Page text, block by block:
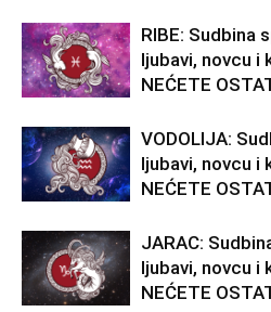
RIBE: Sudbina
ljubavi, novcu i
NEĆETE
VODOLIJA:
ljubavi, novcu i
NEĆETE
JARAC:
ljubavi, novcu i
NEĆETE